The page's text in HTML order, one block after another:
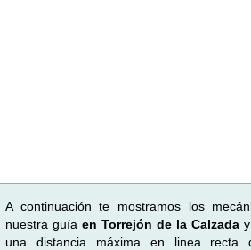
A continuación te mostramos los
nuestra guía en Torrejón de la Calzada
una distancia máxima en linea